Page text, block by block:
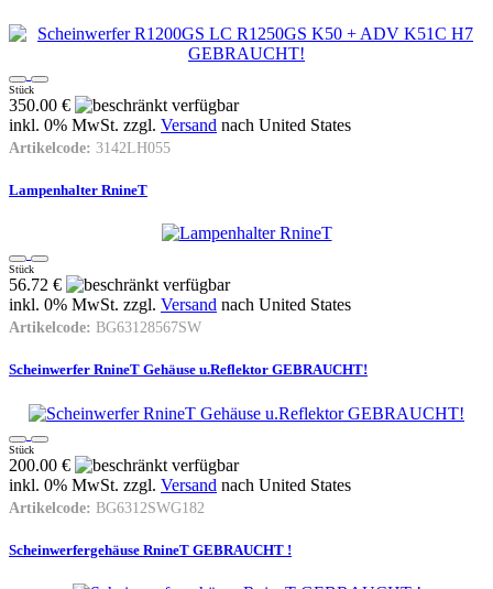
Stück
350.00 €
inkl. 0% MwSt. zzgl. Versand nach United States
Artikelcode: 3142LH055
Lampenhalter RnineT
Stück
56.72 €
inkl. 0% MwSt. zzgl. Versand nach United States
Artikelcode: BG63128567SW
Scheinwerfer RnineT Gehäuse u.Reflektor GEBRAUCHT!
Stück
200.00 €
inkl. 0% MwSt. zzgl. Versand nach United States
Artikelcode: BG6312SWG182
Scheinwerfergehäuse RnineT GEBRAUCHT !